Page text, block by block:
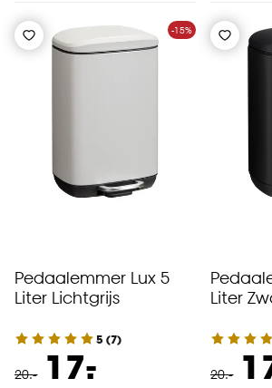
-15%
Pedaalemmer Lux 5
Liter Lichtgrijs
5 (7)
20.- 17.
-
Liter
20.-